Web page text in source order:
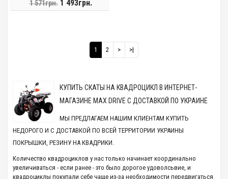
1 571грн. 1 493грн.
1 2 > >|
КУПИТЬ СКАТЫ НА КВАДРОЦИКЛ В ИНТЕРНЕТ-
МАГАЗИНЕ MAX DRIVE С ДОСТАВКОЙ ПО УКРАИНЕ
МЫ ПРЕДЛАГАЕМ НАШИМ КЛИЕНТАМ КУПИТЬ
НЕДОРОГО И С ДОСТАВКОЙ ПО ВСЕЙ ТЕРРИТОРИИ УКРАИНЫ
ПОКРЫШКИ, РЕЗИНУ НА КВАДРИКИ.
Количество квадроциклов у нас только начинает координально
увеличиваться - если ранее - это было дорогое удоволсьвие, и
квадроциклы покупали себе чаще из-за необходимости передвигаться